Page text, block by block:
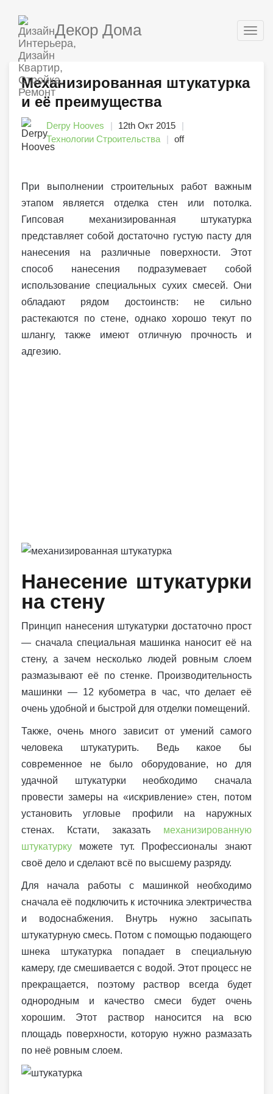
Декор Дома
Механизированная штукатурка
и её преимущества
Derpy Hooves
12th Окт 2015
Технологии Строительства
off
При выполнении строительных работ важным
этапом является отделка стен или потолка.
Гипсовая механизированная штукатурка
представляет собой достаточно густую пасту для
нанесения на различные поверхности. Этот
способ нанесения подразумевает собой
использование специальных сухих смесей. Они
обладают рядом достоинств: не сильно
растекаются по стене, однако хорошо текут по
шлангу, также имеют отличную прочность и
адгезию.
Нанесение штукатурки
на стену
Принцип нанесения штукатурки достаточно прост
— сначала специальная машинка наносит её на
стену, а зачем несколько людей ровным слоем
размазывают её по стенке. Производительность
машинки — 12 кубометра в час, что делает её
очень удобной и быстрой для отделки помещений.
Также, очень много зависит от умений самого
человека штукатурить. Ведь какое бы
современное не было оборудование, но для
удачной штукатурки необходимо сначала
провести замеры на «искривление» стен, потом
установить угловые профили на наружных
стенах. Кстати, заказать механизированную
штукатурку можете тут. Профессионалы знают
своё дело и сделают всё по высшему разряду.
Для начала работы с машинкой необходимо
сначала её подключить к источника электричества
и водоснабжения. Внутрь нужно засыпать
штукатурную смесь. Потом с помощью подающего
шнека штукатурка попадает в специальную
камеру, где смешивается с водой. Этот процесс не
прекращается, поэтому раствор всегда будет
однородным и качество смеси будет очень
хорошим. Этот раствор наносится на всю
площадь поверхности, которую нужно размазать
по неё ровным слоем.